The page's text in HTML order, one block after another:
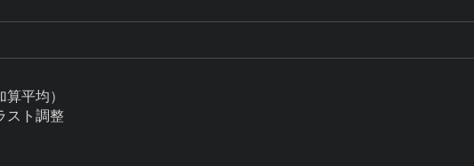
平均）
スト調整